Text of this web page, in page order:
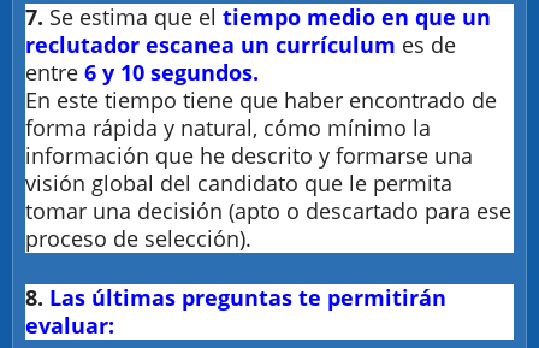
7. Se estima que el tiempo medio en que un
reclutador escanea un currículum es de
entre 6 y 10 segundos.
En este tiempo tiene que haber encontrado de
forma rápida y natural, cómo mínimo la
información que he descrito y formarse una
visión global del candidato que le permita
tomar una decisión (apto o descartado para ese
proceso de selección).
8. Las últimas preguntas te permitirán
evaluar: